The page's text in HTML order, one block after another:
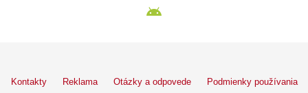
Kontakty Reklama Otázky a odpovede Podmienky používania